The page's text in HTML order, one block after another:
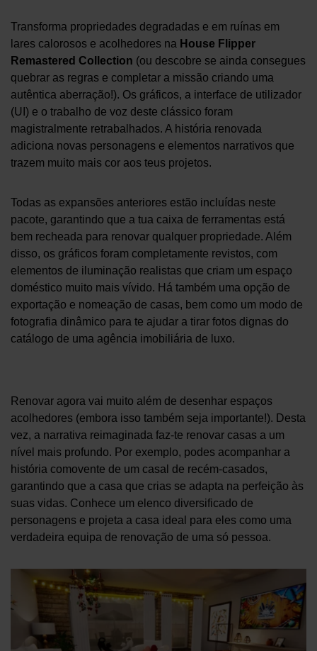
Transforma propriedades degradadas e em ruínas em
lares calorosos e acolhedores na House Flipper
Remastered Collection (ou descobre se ainda consegues
quebrar as regras e completar a missão criando uma
autêntica aberração!). Os gráficos, a interface de utilizador
(UI) e o trabalho de voz deste clássico foram
magistralmente retrabalhados. A história renovada
adiciona novas personagens e elementos narrativos que
trazem muito mais cor aos teus projetos.
Todas as expansões anteriores estão incluídas neste
pacote, garantindo que a tua caixa de ferramentas está
bem recheada para renovar qualquer propriedade. Além
disso, os gráficos foram completamente revistos, com
elementos de iluminação realistas que criam um espaço
doméstico muito mais vívido. Há também uma opção de
exportação e nomeação de casas, bem como um modo de
fotografia dinâmico para te ajudar a tirar fotos dignas do
catálogo de uma agência imobiliária de luxo.
Renovar agora vai muito além de desenhar espaços
acolhedores (embora isso também seja importante!). Desta
vez, a narrativa reimaginada faz-te renovar casas a um
nível mais profundo. Por exemplo, podes acompanhar a
história comovente de um casal de recém-casados,
garantindo que a casa que crias se adapta na perfeição às
suas vidas. Conhece um elenco diversificado de
personagens e projeta a casa ideal para eles como uma
verdadeira equipa de renovação de uma só pessoa.